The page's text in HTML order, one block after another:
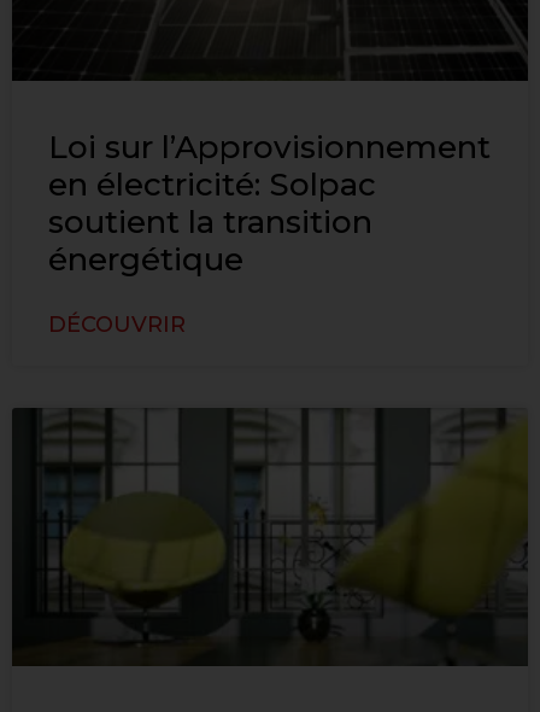
Loi sur l’Approvisionnement
en électricité: Solpac
soutient la transition
énergétique
DÉCOUVRIR